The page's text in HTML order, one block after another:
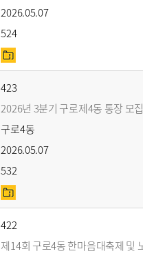
2026.05.07
524
423
2026년 3분기 구로제4동 통장 모
구로4동
2026.05.07
532
422
제14회 구로4동 한마음대축제 및